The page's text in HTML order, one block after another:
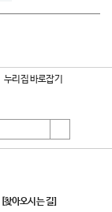
누리집 바로잡기
[찾아오시는 길]